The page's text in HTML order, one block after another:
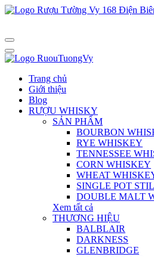
Trang chủ
Giới thiệu
Blog
RƯỢU WHISKY
SẢN PHẨM
BOURBON
RYE WHISKEY
TENNESSEE
CORN WHISKEY
WHEAT
SINGLE POT
DOUBLE MALT
Xem tất cả
THƯƠNG HIỆU
BALBLAIR
DARKNESS
GLENBRIDGE